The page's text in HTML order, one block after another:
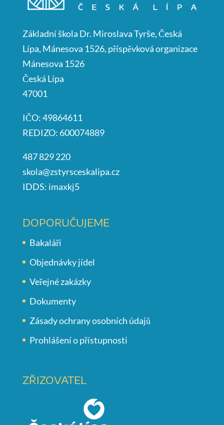
Základní škola Dr. Miroslava Tyrše, Česká
Lípa, Mánesova 1526, příspěvková organizace
Mánesova 1526
Česká Lípa
47001
IČO: 49864611
REDIZO: 600074889
487 829 220
skola@zstyrsceskalipa.cz
IDDS: imaxkj5
DOPORUČUJEME
Bakaláři
Objednávky jídel
Veřejné zakázky
Dokumenty
Zásady ochrany osobních údajů
Prohlášení o přístupnosti
ZŘIZOVATEL